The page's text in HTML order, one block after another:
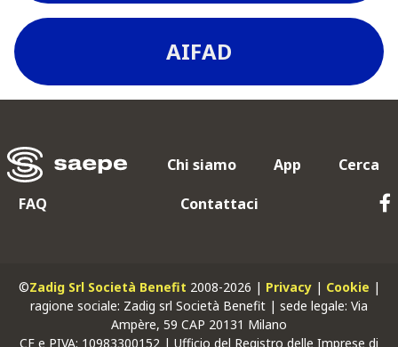
AIFAD
Chi siamo App
Cerca
FAQ
Contattaci
©Zadig Srl Società Benefit 2008-2026 | Privacy| Cookie |
ragione sociale: Zadig srl Società Benefit | sede legale: Via
Ampère, 59 CAP 20131 Milano
CF e PIVA: 10983300152 | Ufficio del Registro delle Imprese di